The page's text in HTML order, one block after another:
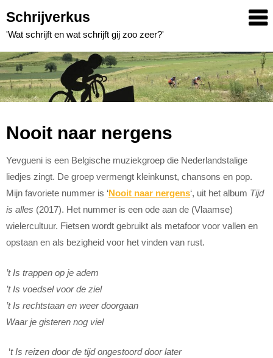
to
content
Schrijverkus
'Wat schrijft en wat schrijft gij zoo zeer?'
Nooit naar nergens
Yevgueni is een Belgische muziekgroep die Nederlandstalige
liedjes zingt. De groep vermengt kleinkunst, chansons en pop.
Mijn favoriete nummer is ‘Nooit naar nergens‘, uit het album Tijd
is alles (2017). Het nummer is een ode aan de (Vlaamse)
wielercultuur. Fietsen wordt gebruikt als metafoor voor vallen en
opstaan en als bezigheid voor het vinden van rust.
’t Is trappen op je adem
’t Is voedsel voor de ziel
’t Is rechtstaan en weer doorgaan
Waar je gisteren nog viel
‘t Is reizen door de tijd ongestoord door later